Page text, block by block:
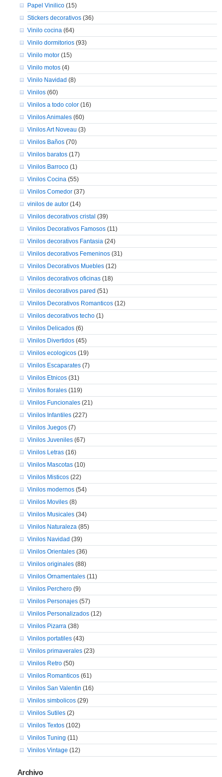
Papel Vinilico(15)
Stickers decorativos(36)
Vinilo cocina(64)
Vinilo dormitorios(93)
Vinilo motor(15)
Vinilo motos(4)
Vinilo Navidad (8)
Vinilos(60)
Vinilos a todo color(16)
Vinilos Animales(60)
Vinilos Art Noveau (3)
Vinilos Baños(70)
Vinilos baratos(17)
Vinilos Barroco(1)
Vinilos Cocina(55)
Vinilos Comedor(37)
vinilos de autor(14)
Vinilos decorativos cristal (39)
Vinilos Decorativos Famosos(11)
Vinilos decorativos Fantasia(24)
Vinilos decorativos Femeninos(31)
Vinilos Decorativos Muebles(12)
Vinilos decorativos oficinas(18)
Vinilos decorativos pared (51)
Vinilos Decorativos Romanticos(12)
Vinilos decorativos techo(1)
Vinilos Delicados(6)
Vinilos Divertidos(45)
Vinilos ecologicos(19)
Vinilos Escaparates(7)
Vinilos Etnicos(31)
Vinilos florales(119)
Vinilos Funcionales(21)
Vinilos Infantiles(227)
Vinilos Juegos(7)
Vinilos Juveniles(67)
Vinilos Letras(16)
Vinilos Mascotas(10)
Vinilos Misticos(22)
Vinilos modernos(54)
Vinilos Moviles(8)
Vinilos Musicales(34)
Vinilos Naturaleza(85)
Vinilos Navidad (39)
Vinilos Orientales(36)
Vinilos originales(88)
Vinilos Ornamentales(11)
Vinilos Perchero(9)
Vinilos Personajes(57)
Vinilos Personalizados(12)
Vinilos Pizarra(38)
Vinilos portatiles(43)
Vinilos primaverales(23)
Vinilos Retro(50)
Vinilos Romanticos(61)
Vinilos San Valentin (16)
Vinilos simbolicos(29)
Vinilos Sutiles(2)
Vinilos Textos(102)
Vinilos Tuning (11)
Vinilos Vintage (12)
Archivo